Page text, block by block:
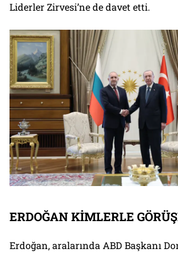
Liderler Zirvesi’ne de davet etti.
ERDOĞANKİMLERLE
Erdoğan, aralarında ABD Başkanı